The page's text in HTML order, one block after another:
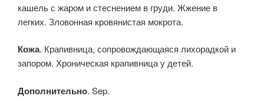
кашель с жаром и стеснением в груди. Жжение в
легких. Зловонная кровянистая мокрота.
Кожа. Крапивница, сопровождающаяся лихорадкой и
запором. Хроническая крапивница у детей.
Дополнительно. Sep.